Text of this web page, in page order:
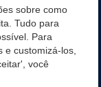
SEINFRA
sobre como
Tudo para
Para
e customizá-los,
você